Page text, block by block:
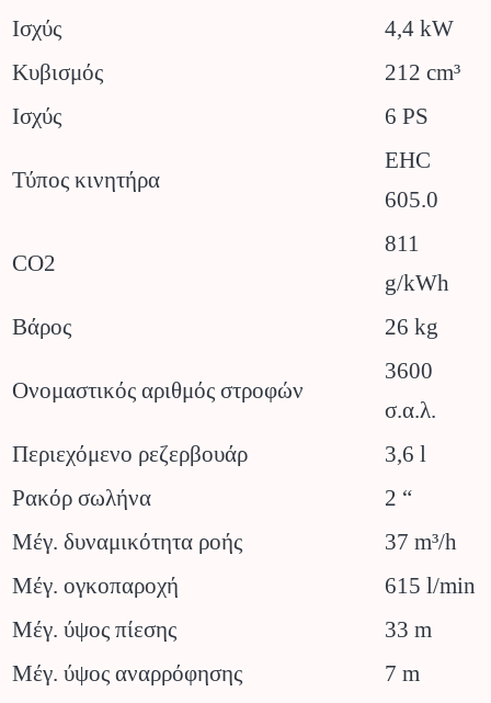
Ισχύς
4,4 kW
Κυβισμός
212 cm³
Ισχύς
6 PS
Τύπος κινητήρα
EHC
605.0
CO2
811
g/kWh
Βάρος
26 kg
Ονομαστικός αριθμός στροφών
3600
σ.α.λ.
Περιεχόμενο ρεζερβουάρ
3,6 l
Ρακόρ σωλήνα
2 “
Μέγ. δυναμικότητα ροής
37 m³/h
Μέγ. ογκοπαροχή
615 l/min
Μέγ. ύψος πίεσης
33 m
Μέγ. ύψος αναρρόφησης
7 m